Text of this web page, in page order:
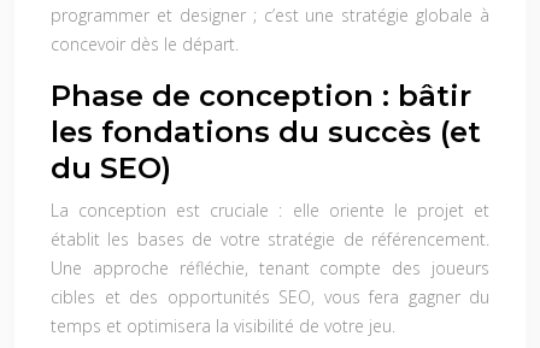
programmer et designer ; c’est une stratégie globale à
concevoir dès le départ.
Phase de conception : bâtir
les fondations du succès (et
du SEO)
La conception est cruciale : elle oriente le projet et
établit les bases de votre stratégie de référencement.
Une approche réfléchie, tenant compte des joueurs
cibles et des opportunités SEO, vous fera gagner du
temps et optimisera la visibilité de votre jeu.